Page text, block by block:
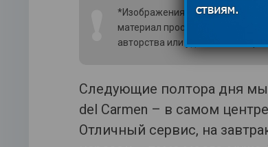
*Изображения использованы из
материал просим связаться с
авторства или удаления
Следующие полтора дня мы
del Carmen – в самом
Отличный сервис, на